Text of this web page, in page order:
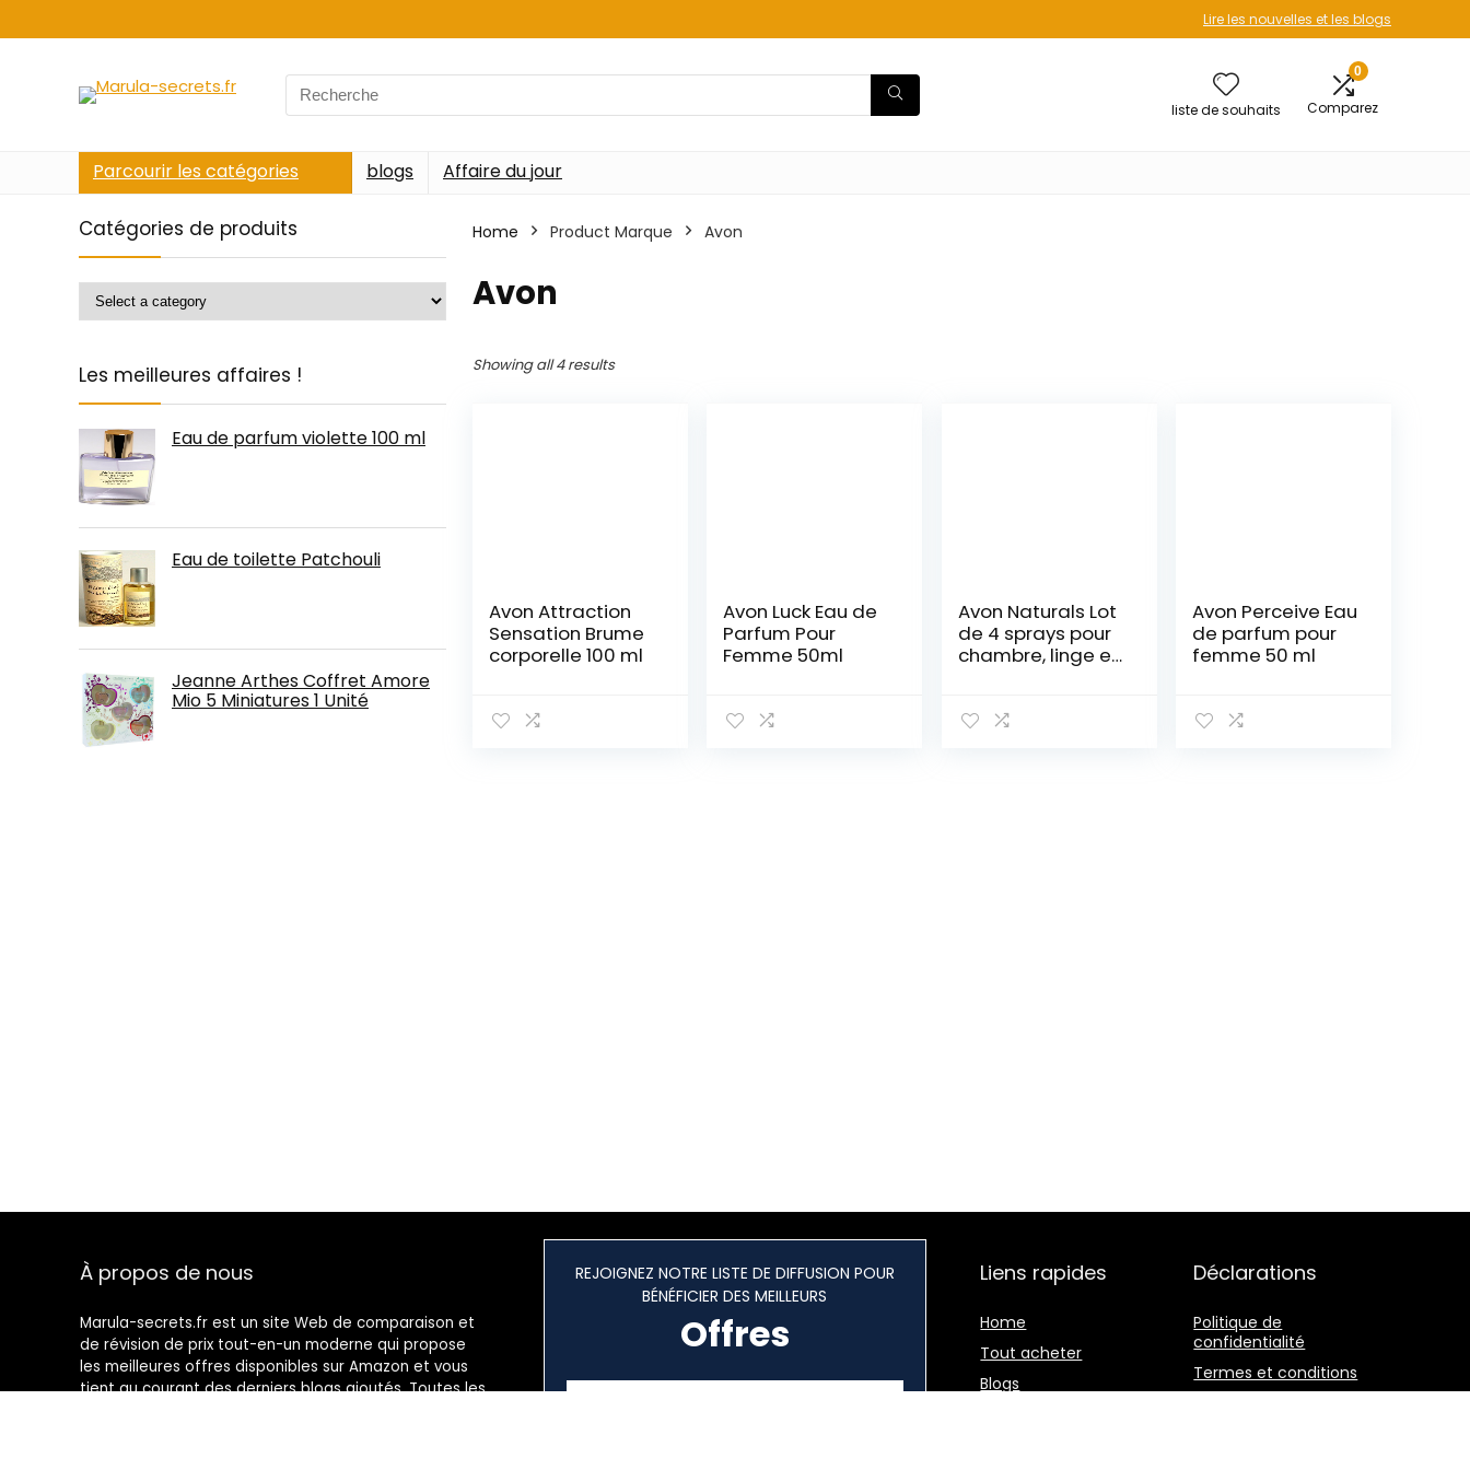
Lire les nouvelles et les blogs
Search
for:
liste de souhaits
0
Comparez
Parcourir les catégories blogs Affaire du jour
Catégories de produits
Les meilleures affaires !
Eau de parfum violette 100 ml
Eau de toilette Patchouli
Jeanne Arthes Coffret Amore
Mio 5 Miniatures 1 Unité
Home Product Marque ‎Avon
‎Avon
Showing all 4 results
Avon Attraction
Sensation Brume
corporelle 100 ml
Avon Luck Eau de
Parfum Pour
Femme 50ml
Avon Naturals Lot
de 4 sprays pour
chambre, linge et
Avon Perceive Eau
de parfum pour
femme 50 ml
À propos de nous
Marula-secrets.fr est un site Web de comparaison et
de révision de prix tout-en-un moderne qui propose
les meilleures offres disponibles sur Amazon et vous
tient au courant des derniers blogs ajoutés. Toutes les
REJOIGNEZ NOTRE LISTE DE DIFFUSION POUR
BÉNÉFICIER DES MEILLEURS
Offres
Liens rapides
Home
Tout acheter
Blogs
Déclarations
Politique de
confidentialité
Termes et conditions